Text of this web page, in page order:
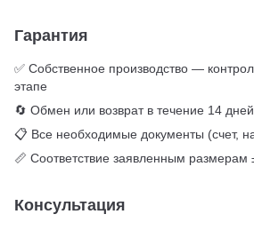
Гарантия
✅ Собственное производство —
этапе
🔄 Обмен или возврат в течение 14 дней
📋 Все необходимые документы (счет,
📏 Соответствие заявленным размерам
Консультация